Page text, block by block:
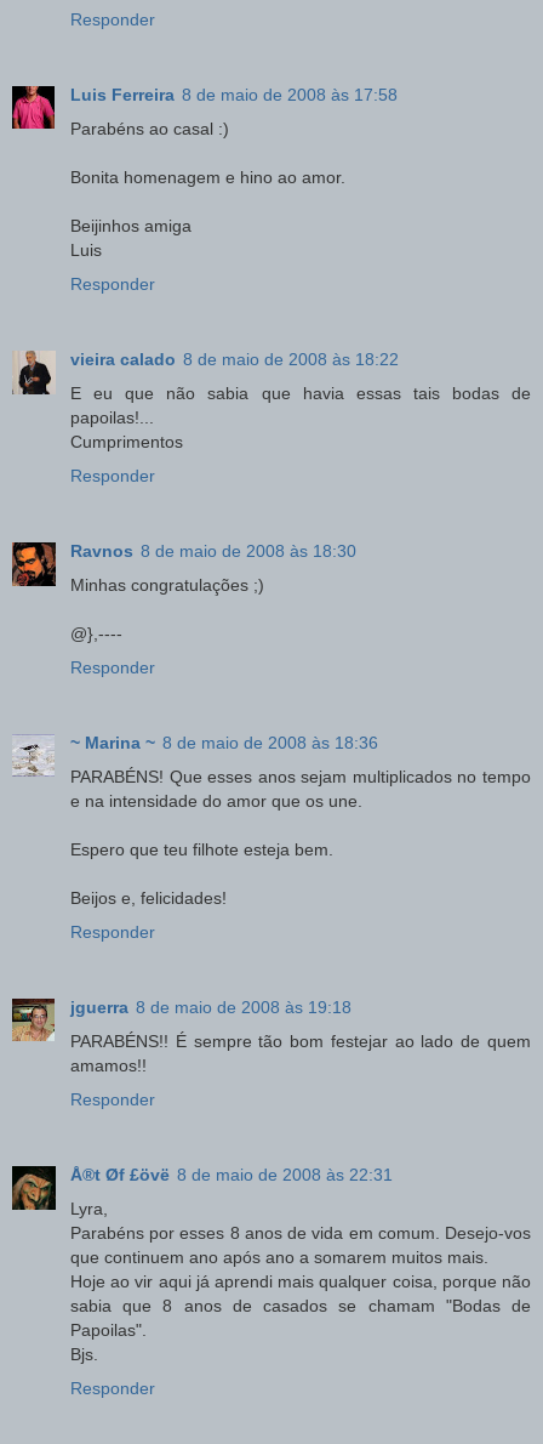
Responder
Luis Ferreira 8 de maio de 2008 às 17:58
Parabéns ao casal :)
Bonita homenagem e hino ao amor.
Beijinhos amiga
Luis
Responder
vieira calado 8 de maio de 2008 às 18:22
E eu que não sabia que havia essas tais bodas de
papoilas!...
Cumprimentos
Responder
Ravnos 8 de maio de 2008 às 18:30
Minhas congratulações ;)
@},----
Responder
~ Marina ~ 8 de maio de 2008 às 18:36
PARABÉNS! Que esses anos sejam multiplicados no tempo
e na intensidade do amor que os une.
Espero que teu filhote esteja bem.
Beijos e, felicidades!
Responder
jguerra 8 de maio de 2008 às 19:18
PARABÉNS!! É sempre tão bom festejar ao lado de quem
amamos!!
Responder
Å®t Øf £övë 8 de maio de 2008 às 22:31
Lyra,
Parabéns por esses 8 anos de vida em comum. Desejo-vos
que continuem ano após ano a somarem muitos mais.
Hoje ao vir aqui já aprendi mais qualquer coisa, porque não
sabia que 8 anos de casados se chamam "Bodas de
Papoilas".
Bjs.
Responder